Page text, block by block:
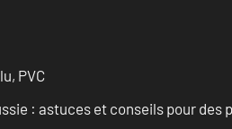
PVC
: astuces et conseils pour des